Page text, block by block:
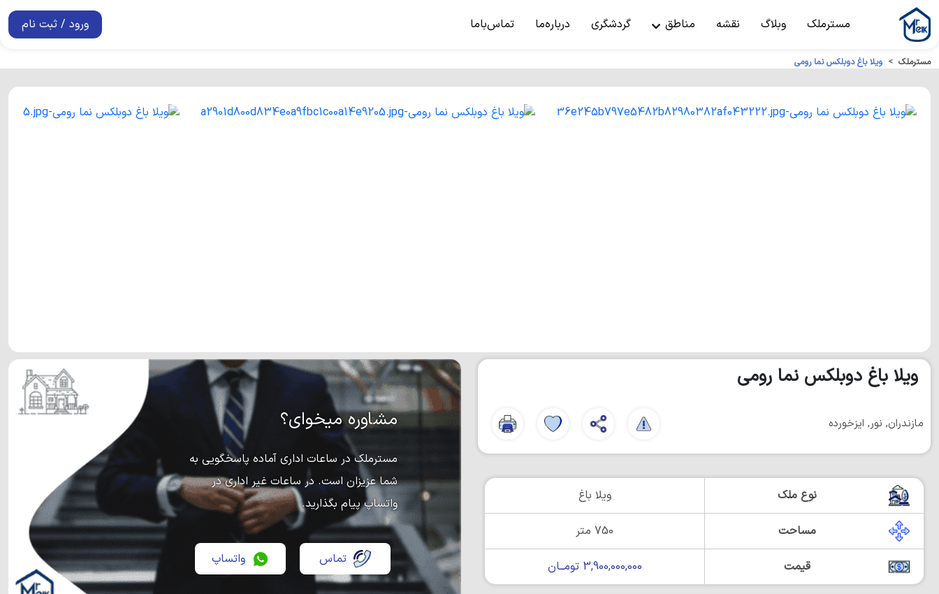
مسترملک وبلاگ نقشه مناطق گردشگری درباره‌ما تماس‌باما ورود / ثبت نام
مسترملک ویلا باغ دوبلکس نما رومی
ویلا باغ دوبلکس نما رومی
مازندران, نور, ایزخورده
نوع ملک ویلا باغ
مساحت 750 متر
قیمت 3,900,000,000 تومــان
مشاوره میخوای؟
مسترملک در ساعات اداری آماده پاسخگویی به
شما عزیزان است. در ساعات غیر اداری در
واتساپ پیام بگذارید.
تماس واتساپ